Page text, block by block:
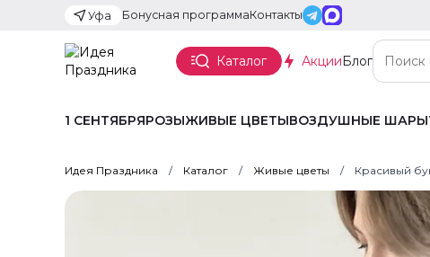
Уфа Бонусная программаКонтакты
Каталог АкцииБлог
1 СЕНТЯБРЯРОЗЫЖИВЫЕ ЦВЕТЫВОЗДУШНЫЕ ШАРЫ
Идея Праздника Каталог Живые цветы Красивый